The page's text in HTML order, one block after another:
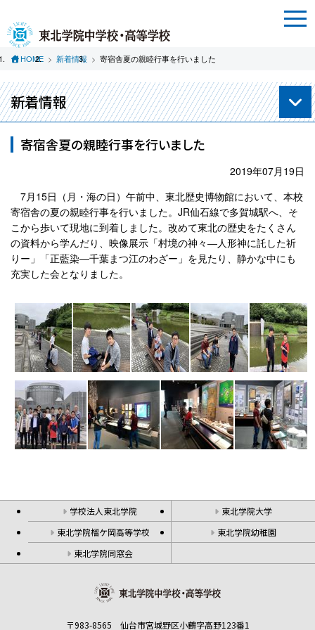
HOME 新着情報 寄宿舎夏の親睦行事を行いました
新着情報
寄宿舎夏の親睦行事を行いました
2019年07月19日
7月15日（月・海の日）午前中、東北歴史博物館において、本校
寄宿舎の夏の親睦行事を行いました。JR仙石線で多賀城駅へ、そ
こから歩いて現地に到着しました。改めて東北の歴史をたくさん
の資料から学んだり、映像展示「村境の神々―人形神に託した祈
りー」「正藍染―千葉まつ江のわざー」を見たり、静かな中にも
充実した会となりました。
学校法人東北学院
東北学院大学
東北学院榴ケ岡高等学校
東北学院幼稚園
東北学院同窓会
〒983-8565 仙台市宮城野区小鶴字高野123番1